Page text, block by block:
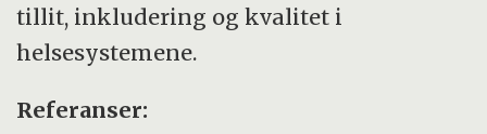
tillit, inkludering og kvalitet i
helsesystemene.
Referanser: